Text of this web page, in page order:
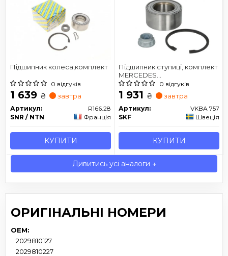
Підшипник колеса,комплект
0 відгуків
1 639 ₴ завтра
Артикул:
R166.28
SNR / NTN
Франція
КУПИТИ
Підшипник ступиці, комплект
MERCEDES
190/124/202/203/210 "R "1,8/6,3L
"82-11
0 відгуків
1 931 ₴ завтра
Артикул:
VKBA 757
SKF
Швеція
КУПИТИ
Дивитись усі аналоги ↓
ОРИГІНАЛЬНІ НОМЕРИ
OEM:
2029810127
2029810227